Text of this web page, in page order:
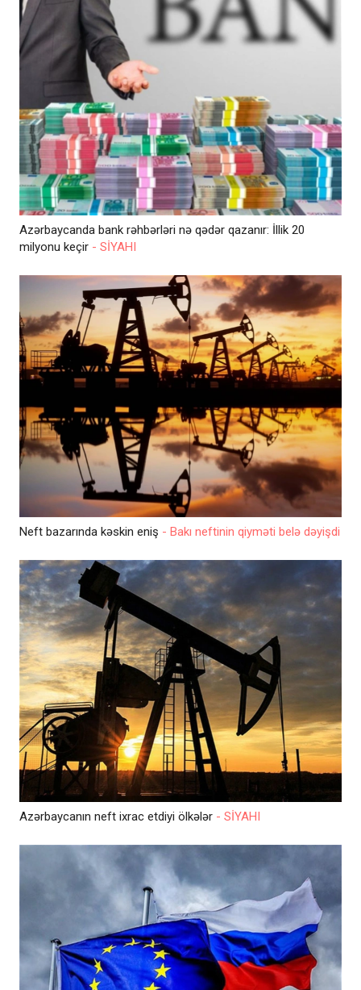
Azərbaycanda bank rəhbərləri nə qədər qazanır: İllik 20
milyonu keçir - SİYAHI
Neft bazarında kəskin eniş - Bakı neftinin qiyməti belə dəyişdi
Azərbaycanın neft ixrac etdiyi ölkələr - SİYAHI